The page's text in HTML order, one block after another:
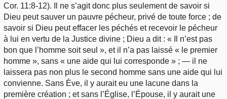
Cor. 11:8-12). Il ne s’agit donc plus seulement de savoir si
Dieu peut sauver un pauvre pécheur, privé de toute force ; de
savoir si Dieu peut effacer les péchés et recevoir le pécheur
à lui en vertu de la Justice divine ; Dieu a dit : « Il n’est pas
bon que l’homme soit seul », et il n’a pas laissé « le premier
homme », sans « une aide qui lui corresponde » ; — il ne
laissera pas non plus le second homme sans une aide qui lui
convienne. Sans Ève, il y aurait eu une lacune dans la
première création ; et sans l’Église, l’Épouse, il y aurait une